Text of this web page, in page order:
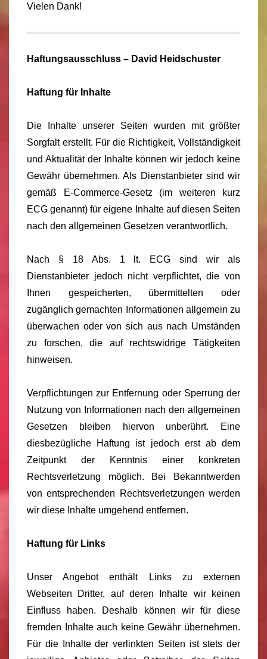
Vielen Dank!
Haftungsausschluss – David Heidschuster
Haftung für Inhalte
Die Inhalte unserer Seiten wurden mit größter
Sorgfalt erstellt. Für die Richtigkeit, Vollständigkeit
und Aktualität der Inhalte können wir jedoch keine
Gewähr übernehmen. Als Dienstanbieter sind wir
gemäß E-Commerce-Gesetz (im weiteren kurz
ECG genannt) für eigene Inhalte auf diesen Seiten
nach den allgemeinen Gesetzen verantwortlich.
Nach § 18 Abs. 1 lt. ECG sind wir als
Dienstanbieter jedoch nicht verpflichtet, die von
Ihnen gespeicherten, übermittelten oder
zugänglich gemachten Informationen allgemein zu
überwachen oder von sich aus nach Umständen
zu forschen, die auf rechtswidrige Tätigkeiten
hinweisen.
Verpflichtungen zur Entfernung oder Sperrung der
Nutzung von Informationen nach den allgemeinen
Gesetzen bleiben hiervon unberührt. Eine
diesbezügliche Haftung ist jedoch erst ab dem
Zeitpunkt der Kenntnis einer konkreten
Rechtsverletzung möglich. Bei Bekanntwerden
von entsprechenden Rechtsverletzungen werden
wir diese Inhalte umgehend entfernen.
Haftung für Links
Unser Angebot enthält Links zu externen
Webseiten Dritter, auf deren Inhalte wir keinen
Einfluss haben. Deshalb können wir für diese
fremden Inhalte auch keine Gewähr übernehmen.
Für die Inhalte der verlinkten Seiten ist stets der